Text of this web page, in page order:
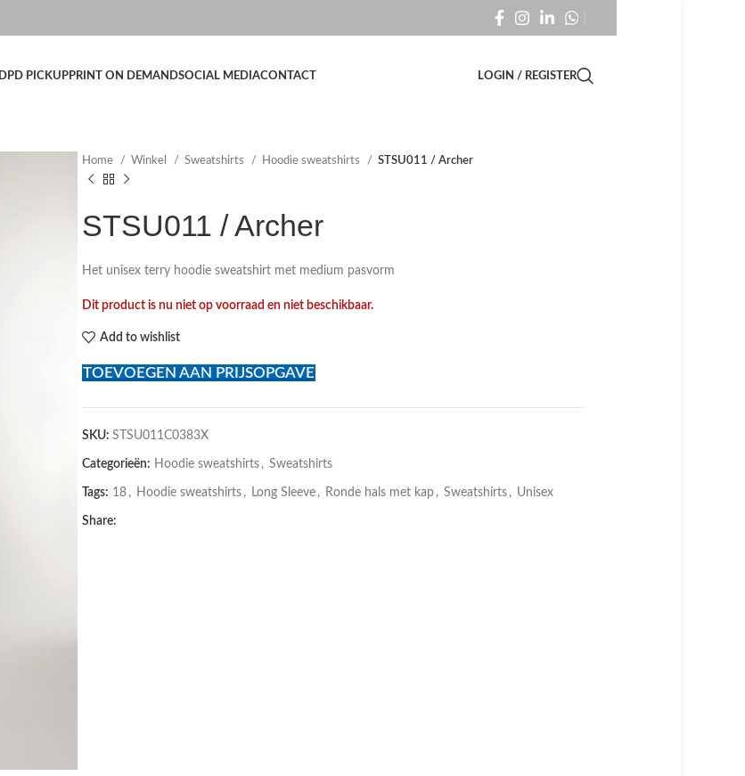
DPD PICKUPPRINT ON DEMANDSOCIAL MEDIACONTACT LOGIN / REGISTER
Home Winkel Sweatshirts Hoodie sweatshirts STSU011 / Archer
STSU011 / Archer
Het unisex terry hoodie sweatshirt met medium pasvorm
Dit product is nu niet op voorraad en niet beschikbaar.
Add to wishlist
TOEVOEGEN AAN PRIJSOPGAVE
SKU: STSU011C0383X
Categorieën: Hoodie sweatshirts , Sweatshirts
Tags: 18 , Hoodie sweatshirts , Long Sleeve , Ronde hals met kap , Sweatshirts , Unisex
Share: